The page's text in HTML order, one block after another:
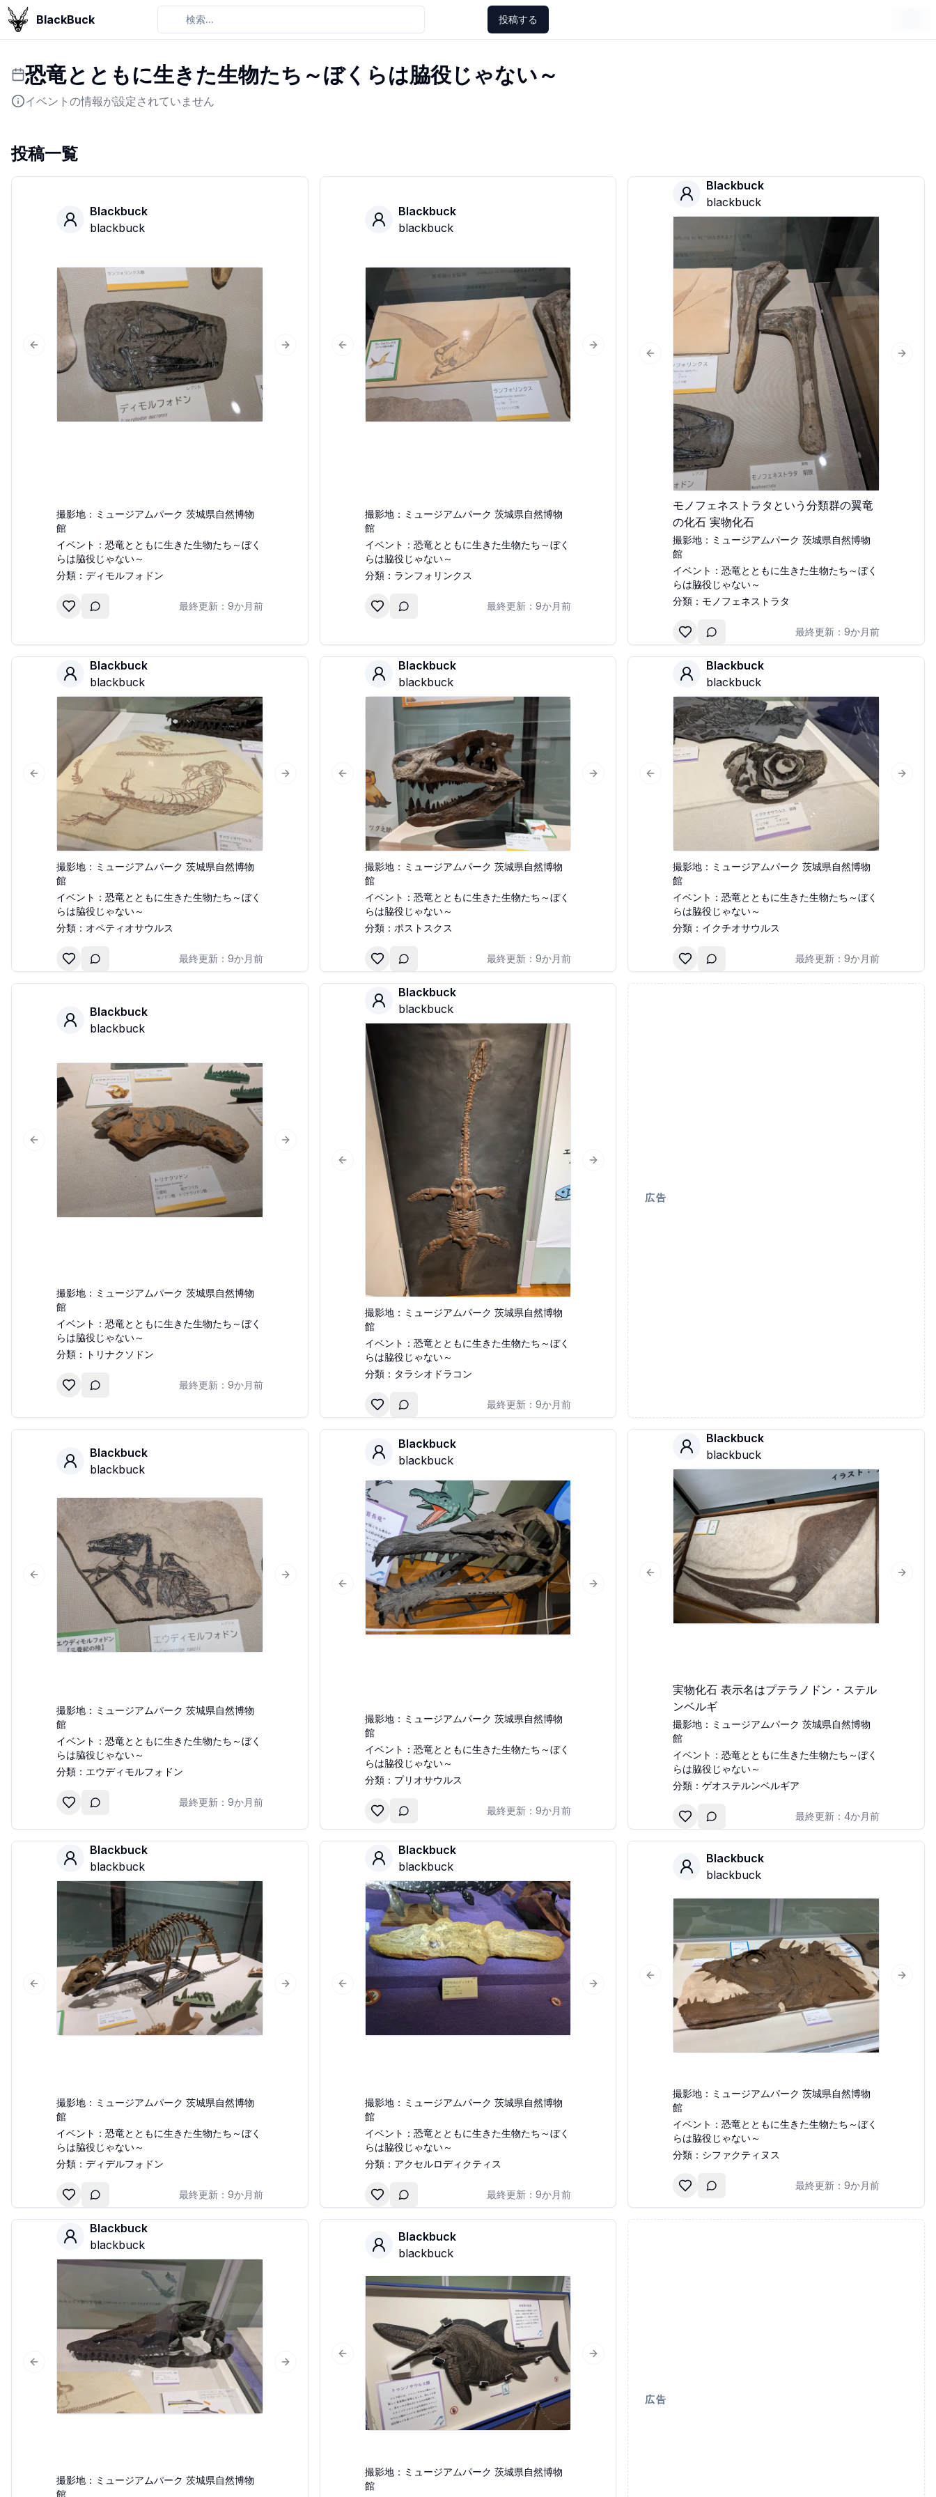
BlackBuck 検索... 投稿する
恐竜とともに生きた生物たち～ぼくらは脇役じゃない～
イベントの情報が設定されていません
投稿一覧
Blackbuck
blackbuck
Previous slide Next slide
撮影地： ミュージアムパーク 茨城県自然博物
館
イベント： 恐竜とともに生きた生物たち～ぼく
らは脇役じゃない～
分類： ディモルフォドン
最終更新： 9か月前
Blackbuck
blackbuck
Previous slide Next slide
撮影地： ミュージアムパーク 茨城県自然博物
館
イベント： 恐竜とともに生きた生物たち～ぼく
らは脇役じゃない～
分類： ランフォリンクス
最終更新：9か月前
Blackbuck
blackbuck
Previous slide Next
モノフェネストラタという分類群の翼竜
の化石 実物化石
撮影地： ミュージアムパーク 茨城県自然博物
館
イベント：恐竜とともに生きた生物たち～ぼく
らは脇役じゃない～
分類： モノフェネストラタ
最終更新： 9か月前
Blackbuck
blackbuck
Previous slide Next slide
撮影地： ミュージアムパーク 茨城県自然博物
館
イベント： 恐竜とともに生きた生物たち～ぼく
らは脇役じゃない～
分類： オペティオサウルス
最終更新： 9か月前
Blackbuck
blackbuck
Previous slide Next slide
撮影地： ミュージアムパーク 茨城県自然博物
館
イベント： 恐竜とともに生きた生物たち～ぼく
らは脇役じゃない～
分類： ポストスクス
最終更新：9か月前
Blackbuck
blackbuck
Previous slide Next
撮影地： ミュージアムパーク 茨城県自然博物
館
イベント：恐竜とともに生きた生物たち～ぼく
らは脇役じゃない～
分類： イクチオサウルス
最終更新： 9か月前
Blackbuck
blackbuck
Previous slide Next slide
撮影地： ミュージアムパーク 茨城県自然博物
館
イベント： 恐竜とともに生きた生物たち～ぼく
らは脇役じゃない～
分類：
トリナクソドン
最終更新： 9か月前
Blackbuck
blackbuck
Previous slide Next slide
撮影地： ミュージアムパーク 茨城県自然博物
館
イベント： 恐竜とともに生きた生物たち～ぼく
らは脇役じゃない～
分類： タラシオドラコン
最終更新：9か月前
広告
Blackbuck
blackbuck
Previous slide Next slide
撮影地： ミュージアムパーク 茨城県自然博物
館
イベント： 恐竜とともに生きた生物たち～ぼく
らは脇役じゃない～
分類： エウディモルフォドン
最終更新： 9か月前
Blackbuck
blackbuck
Previous slide Next slide
撮影地： ミュージアムパーク 茨城県自然博物
館
イベント： 恐竜とともに生きた生物たち～ぼく
らは脇役じゃない～
分類： プリオサウルス
最終更新：9か月前
Blackbuck
blackbuck
Previous slide Next
実物化石 表示名はプテラノドン・ステル
ンベルギ
撮影地： ミュージアムパーク 茨城県自然博物
館
イベント：恐竜とともに生きた生物たち～ぼく
らは脇役じゃない～
分類：ゲオステルンベルギア
最終更新： 4か月前
Blackbuck
blackbuck
Previous slide Next slide
撮影地： ミュージアムパーク 茨城県自然博物
館
イベント： 恐竜とともに生きた生物たち～ぼく
らは脇役じゃない～
分類： ディデルフォドン
最終更新： 9か月前
Blackbuck
blackbuck
Previous slide Next slide
撮影地： ミュージアムパーク 茨城県自然博物
館
イベント： 恐竜とともに生きた生物たち～ぼく
らは脇役じゃない～
分類： アクセルロディクティス
最終更新：9か月前
Blackbuck
blackbuck
Previous slide Next
撮影地： ミュージアムパーク 茨城県自然博物
館
イベント：恐竜とともに生きた生物たち～ぼく
らは脇役じゃない～
分類： シファクティヌス
最終更新： 9か月前
Blackbuck
blackbuck
Previous slide Next slide
撮影地： ミュージアムパーク 茨城県自然博物
館
Blackbuck
blackbuck
Previous slide Next slide
撮影地： ミュージアムパーク 茨城県自然博物
館
広告